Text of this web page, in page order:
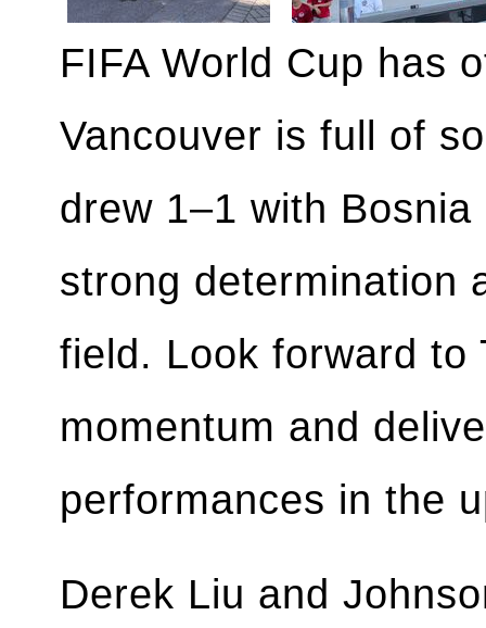
FIFA World Cup has
Vancouver is full of
drew 1–1 with
strong determination
field. Look forward to
momentum and
performances in the
Derek Liu and